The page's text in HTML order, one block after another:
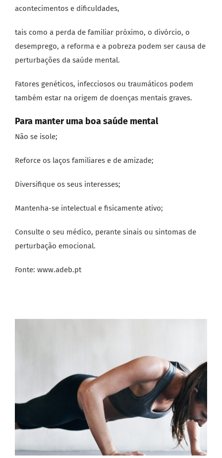
acontecimentos e dificuldades,
tais como a perda de familiar próximo, o divórcio, o
desemprego, a reforma e a pobreza podem ser causa de
perturbações da saúde mental.
Fatores genéticos, infecciosos ou traumáticos podem
também estar na origem de doenças mentais graves.
Para manter uma boa saúde mental
Não se isole;
Reforce os laços familiares e de amizade;
Diversifique os seus interesses;
Mantenha-se intelectual e fisicamente ativo;
Consulte o seu médico, perante sinais ou sintomas de
perturbação emocional.
Fonte: www.adeb.pt